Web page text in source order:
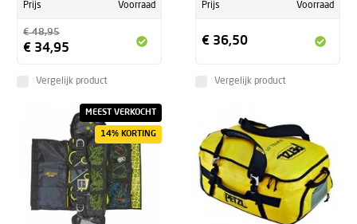
Prijs Voorraad
€ 48,95
€ 34,95
Vergelijk product
Prijs Voorraad
€ 36,50
Vergelijk product
MEEST VERKOCHT
14% KORTING